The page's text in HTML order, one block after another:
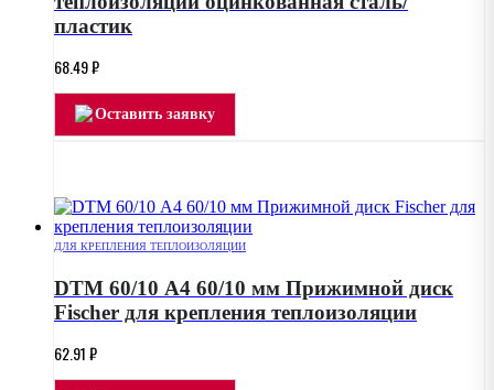
пластик
68.49₽
Оставить заявку
ДЛЯ КРЕПЛЕНИЯ ТЕПЛОИЗОЛЯЦИИ
DTM 60/10 А4 60/10 мм Прижимной диск
Fischer для крепления теплоизоляции
62.91₽